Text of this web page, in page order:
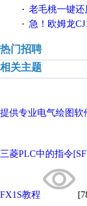
· 老毛桃一键还原，傻瓜式操作一键轻松备份还
· 急！欧姆龙CJ1M系列PLC,如何用时间控制
热门招聘
相关主题
提供专业电气绘图软
三菱PLC中的指令
FX1S教程